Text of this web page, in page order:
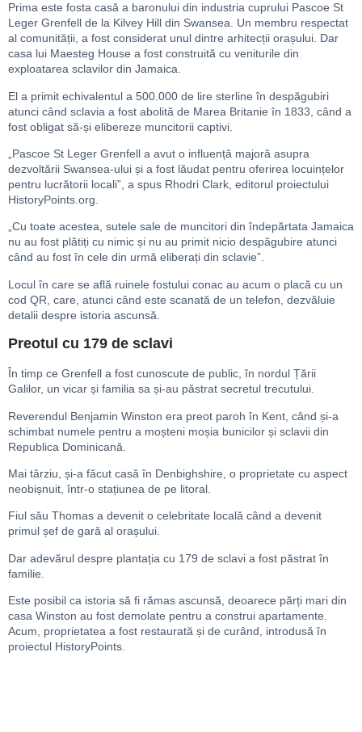
Prima este fosta casă a baronului din industria cuprului Pascoe St
Leger Grenfell de la Kilvey Hill din Swansea. Un membru respectat
al comunității, a fost considerat unul dintre arhitecții orașului. Dar
casa lui Maesteg House a fost construită cu veniturile din
exploatarea sclavilor din Jamaica.
El a primit echivalentul a 500.000 de lire sterline în despăgubiri
atunci când sclavia a fost abolită de Marea Britanie în 1833, când a
fost obligat să-și elibereze muncitorii captivi.
„Pascoe St Leger Grenfell a avut o influență majoră asupra
dezvoltării Swansea-ului și a fost lăudat pentru oferirea locuințelor
pentru lucrătorii locali”, a spus Rhodri Clark, editorul proiectului
HistoryPoints.org.
„Cu toate acestea, sutele sale de muncitori din îndepărtata Jamaica
nu au fost plătiți cu nimic și nu au primit nicio despăgubire atunci
când au fost în cele din urmă eliberați din sclavie”.
Locul în care se află ruinele fostului conac au acum o placă cu un
cod QR, care, atunci când este scanată de un telefon, dezvăluie
detalii despre istoria ascunsă.
Preotul cu 179 de sclavi
În timp ce Grenfell a fost cunoscute de public, în nordul Țării
Galilor, un vicar și familia sa și-au păstrat secretul trecutului.
Reverendul Benjamin Winston era preot paroh în Kent, când și-a
schimbat numele pentru a moșteni moșia bunicilor și sclavii din
Republica Dominicană.
Mai târziu, și-a făcut casă în Denbighshire, o proprietate cu aspect
neobișnuit, într-o stațiunea de pe litoral.
Fiul său Thomas a devenit o celebritate locală când a devenit
primul șef de gară al orașului.
Dar adevărul despre plantația cu 179 de sclavi a fost păstrat în
familie.
Este posibil ca istoria să fi rămas ascunsă, deoarece părți mari din
casa Winston au fost demolate pentru a construi apartamente.
Acum, proprietatea a fost restaurată și de curând, introdusă în
proiectul HistoryPoints.